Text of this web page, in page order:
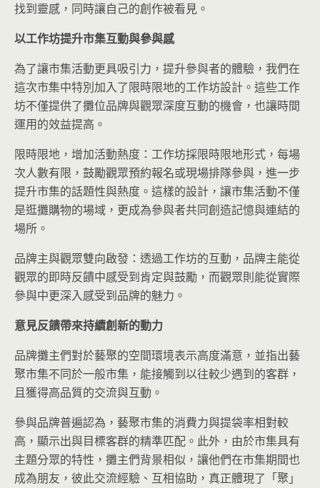
找到靈感，同時讓自己的創作被看見。
以工作坊提升市集互動與參與感
為了讓市集活動更具吸引力，提升參與者的體驗，我們在
這次市集中特別加入了限時限地的工作坊設計。這些工作
坊不僅提供了攤位品牌與觀眾深度互動的機會，也讓時間
運用的效益提高。
限時限地，增加活動熱度：工作坊採限時限地形式，每場
次人數有限，鼓勵觀眾預約報名或現場排隊參與，進一步
提升市集的話題性與熱度。這樣的設計，讓市集活動不僅
是逛攤購物的場域，更成為參與者共同創造記憶與連結的
場所。
品牌主與觀眾雙向啟發：透過工作坊的互動，品牌主能從
觀眾的即時反饋中感受到肯定與鼓勵，而觀眾則能從實際
參與中更深入感受到品牌的魅力。
意見反饋帶來持續創新的動力
品牌攤主們對於藝聚的空間環境表示高度滿意，並指出藝
聚市集不同於一般市集，能接觸到以往較少遇到的客群，
且獲得高品質的交流與互動。
參與品牌普遍認為，藝聚市集的消費力與提袋率相對較
高，顯示出與目標客群的精準匹配。此外，由於市集具有
主題分眾的特性，攤主們背景相似，讓他們在市集期間也
成為朋友，彼此交流經驗、互相協助，真正體現了「聚」